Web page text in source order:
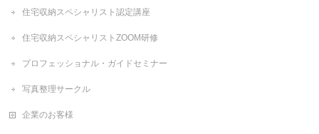
住宅収納スペシャリスト認定講座
住宅収納スペシャリストZOOM研修
プロフェッショナル・ガイドセミナー
写真整理サークル
企業のお客様